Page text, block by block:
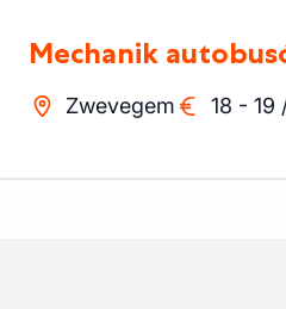
Mechanik
Zwevegem 18 - 19